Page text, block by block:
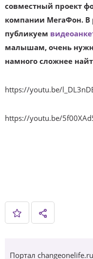
совместный проект
компании МегаФон. В
публикуем
малышам, очень
намного сложнее
https://youtu.be/
https://youtu.be/
Портал